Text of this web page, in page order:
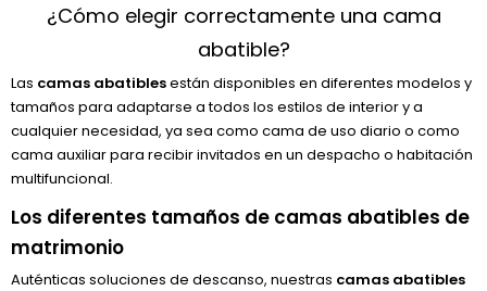
¿Cómo elegir correctamente una cama
abatible?
Las camas abatiblesestán disponibles en diferentes modelos y
tamaños para adaptarse a todos los estilos de interior y a
cualquier necesidad, ya sea como cama de uso diario o como
cama auxiliar para recibir invitados en un despacho o habitación
multifuncional.
Los diferentes tamaños de camas abatibles de
matrimonio
Auténticas soluciones de descanso, nuestras camas abatibles